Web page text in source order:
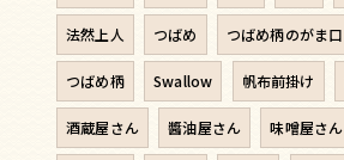
法然上人 つばめ つばめ柄のがま口
つばめ柄 Swallow 帆布前掛け
酒蔵屋さん 醬油屋さん 味噌屋さん